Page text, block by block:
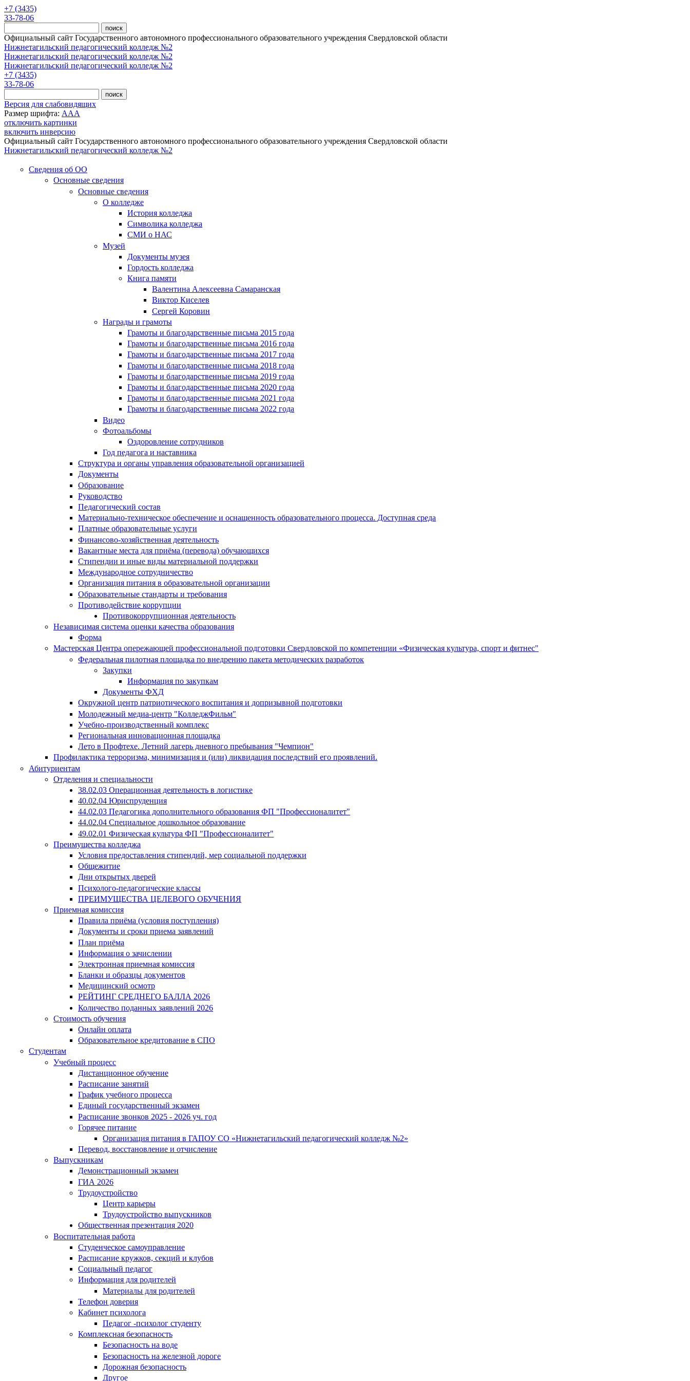
Перейти к основному содержанию
+7 (3435)
33-78-06
Официальный сайт Государственного автономного профессионального образовательного учреждения Свердловской области
Нижнетагильский педагогический колледж №2
Нижнетагильский педагогический колледж №2
Нижнетагильский педагогический колледж №2
+7 (3435)
33-78-06
Версия для слабовидящих
Размер шрифта: AAA
отключить картинки
включить инверсию
Официальный сайт Государственного автономного профессионального образовательного учреждения Свердловской области
Нижнетагильский педагогический колледж №2
Сведения об ОО
Основные сведения
Основные сведения
О колледже
История колледжа
Символика колледжа
СМИ о НАС
Музей
Документы музея
Гордость колледжа
Книга памяти
Валентина Алексеевна Самаранская
Виктор Киселев
Сергей Коровин
Награды и грамоты
Грамоты и благодарственные письма 2015 года
Грамоты и благодарственные письма 2016 года
Грамоты и благодарственные письма 2017 года
Грамоты и благодарственные письма 2018 года
Грамоты и благодарственные письма 2019 года
Грамоты и благодарственные письма 2020 года
Грамоты и благодарственные письма 2021 года
Грамоты и благодарственные письма 2022 года
Видео
Фотоальбомы
Оздоровление сотрудников
Год педагога и наставника
Структура и органы управления образовательной организацией
Документы
Образование
Руководство
Педагогический состав
Материально-техническое обеспечение и оснащенность образовательного процесса. Доступная среда
Платные образовательные услуги
Финансово-хозяйственная деятельность
Вакантные места для приёма (перевода) обучающихся
Стипендии и иные виды материальной поддержки
Международное сотрудничество
Организация питания в образовательной организации
Образовательные стандарты и требования
Противодействие коррупции
Противокоррупционная деятельность
Независимая система оценки качества образования
Форма
Мастерская Центра опережающей профессиональной подготовки Свердловской по компетенции «Физическая культура, спорт и фитнес"
Федеральная пилотная площадка по внедрению пакета методических разработок
Закупки
Информация по закупкам
Документы ФХД
Окружной центр патриотического воспитания и допризывной подготовки
Молодежный медиа-центр "КолледжФильм"
Учебно-производственный комплекс
Региональная инновационная площадка
Лето в Профтехе. Летний лагерь дневного пребывания "Чемпион"
Профилактика терроризма, минимизация и (или) ликвидация последствий его проявлений.
Абитуриентам
Отделения и специальности
38.02.03 Операционная деятельность в логистике
40.02.04 Юриспруденция
44.02.03 Педагогика дополнительного образования ФП "Профессионалитет"
44.02.04 Специальное дошкольное образование
49.02.01 Физическая культура ФП "Профессионалитет"
Преимущества колледжа
Условия предоставления стипендий, мер социальной поддержки
Общежитие
Дни открытых дверей
Психолого-педагогические классы
ПРЕИМУЩЕСТВА ЦЕЛЕВОГО ОБУЧЕНИЯ
Приемная комиссия
Правила приёма (условия поступления)
Документы и сроки приема заявлений
План приёма
Информация о зачислении
Электронная приемная комиссия
Бланки и образцы документов
Медицинский осмотр
РЕЙТИНГ СРЕДНЕГО БАЛЛА 2026
Количество поданных заявлений 2026
Стоимость обучения
Онлайн оплата
Образовательное кредитование в СПО
Студентам
Учебный процесс
Дистанционное обучение
Расписание занятий
График учебного процесса
Единый государственный экзамен
Расписание звонков 2025 - 2026 уч. год
Горячее питание
Организация питания в ГАПОУ СО «Нижнетагильский педагогический колледж №2»
Перевод, восстановление и отчисление
Выпускникам
Демонстрационный экзамен
ГИА 2026
Трудоустройство
Центр карьеры
Трудоустройство выпускников
Общественная презентация 2020
Воспитательная работа
Студенческое самоуправление
Расписание кружков, секций и клубов
Социальный педагог
Информация для родителей
Материалы для родителей
Телефон доверия
Кабинет психолога
Педагог -психолог студенту
Комплексная безопасность
Безопасность на воде
Безопасность на железной дороге
Дорожная безопасность
Другое